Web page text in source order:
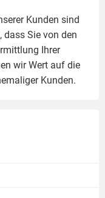
Kunden sind
dass Sie von den
Ihrer
wir Wert auf die
Kunden.